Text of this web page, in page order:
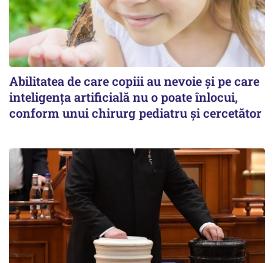
Abilitatea de care copiii au nevoie și pe care
inteligența artificială nu o poate înlocui,
conform unui chirurg pediatru și cercetător